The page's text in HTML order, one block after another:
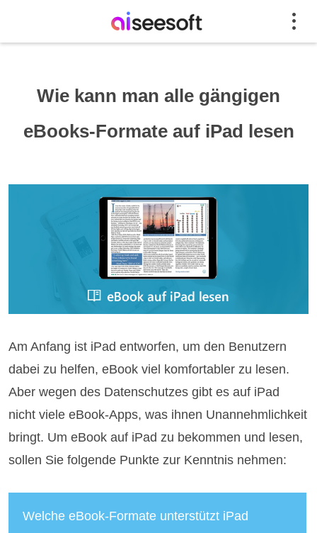
Wie kann man alle gängigen
eBooks-Formate auf iPad lesen
Am Anfang ist iPad entworfen, um den Benutzern
dabei zu helfen, eBook viel komfortabler zu lesen.
Aber wegen des Datenschutzes gibt es auf iPad
nicht viele eBook-Apps, was ihnen Unannehmlichkeit
bringt. Um eBook auf iPad zu bekommen und lesen,
sollen Sie folgende Punkte zur Kenntnis nehmen:
Welche eBook-Formate unterstützt iPad